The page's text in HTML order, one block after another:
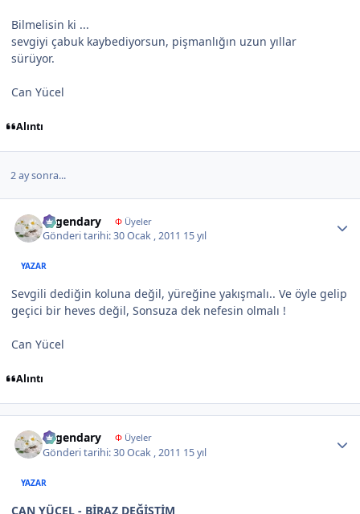
Bilmelisin ki ...
sevgiyi çabuk kaybediyorsun, pişmanlığın uzun yıllar
sürüyor.
Can Yücel
Alıntı
2 ay sonra...
Legendary ΦÜyeler
Gönderi tarihi:30 Ocak , 2011 15 yıl
YAZAR
Sevgili dediğin koluna değil, yüreğine yakışmalı.. Ve öyle gelip
geçici bir heves değil, Sonsuza dek nefesin olmalı !
Can Yücel
Alıntı
Legendary ΦÜyeler
Gönderi tarihi:30 Ocak , 2011 15 yıl
YAZAR
CAN YÜCEL - BİRAZ DEĞİŞTİM